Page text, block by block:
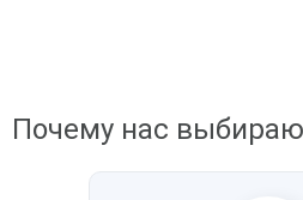
Почему нас